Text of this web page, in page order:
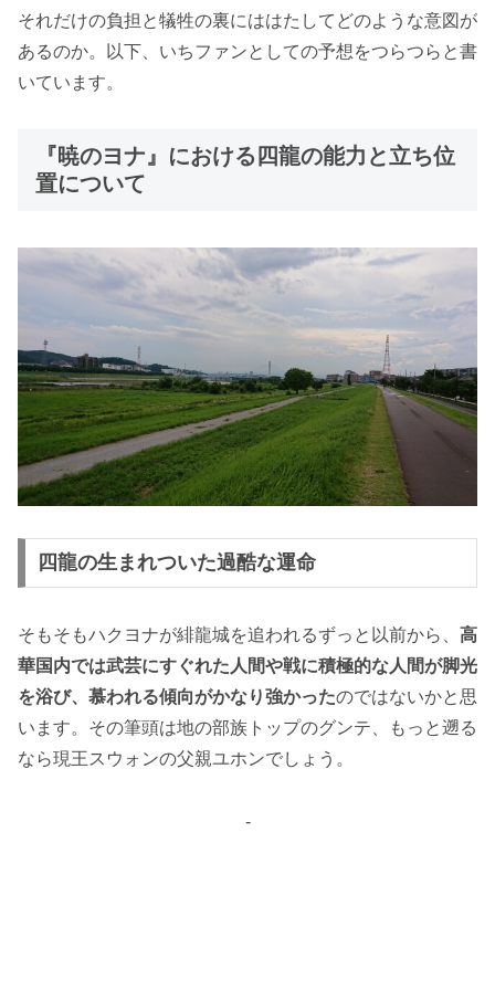
それだけの負担と犠牲の裏にははたしてどのような意図が
あるのか。以下、いちファンとしての予想をつらつらと書
いています。
『暁のヨナ』における四龍の能力と立ち位
置について
四龍の生まれついた過酷な運命
そもそもハクヨナが緋龍城を追われるずっと以前から、 高
華国内では武芸にすぐれた人間や戦に積極的な人間が脚光
を浴び、慕われる傾向がかなり強かったのではないかと思
います。その筆頭は地の部族トップのグンテ、もっと遡る
なら現王スウォンの父親ユホンでしょう。
-